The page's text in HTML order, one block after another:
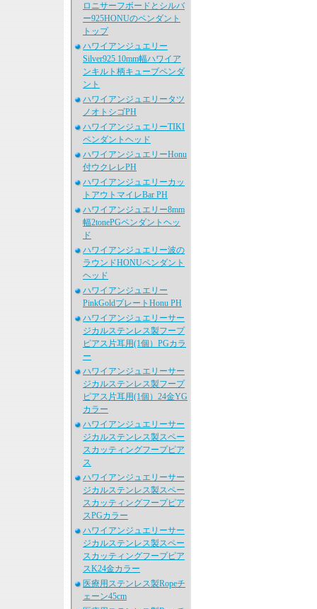
ロニサーフボードとシルバ
ー925HONUのペンダント
トップ
ハワイアンジュエリー
Silver925 10mm幅ハワイア
ンキルト柄キューブペンダ
ント
ハワイアンジュエリータツ
ノオトシゴPH
ハワイアンジュエリーTIKI
ペンダントヘッド
ハワイアンジュエリーHonu
付ウクレレPH
ハワイアンジュエリーカッ
トアウトマイレBar PH
ハワイアンジュエリー8mm
幅2tonePGペンダントヘッ
ド
ハワイアンジュエリー波の
ラウンドHONUペンダント
ヘッド
ハワイアンジュエリー
PinkGoldプレートHonu PH
ハワイアンジュエリーサー
ジカルステンレス製フープ
ピアス片耳用(1個）PGカラ
ー
ハワイアンジュエリーサー
ジカルステンレス製フープ
ピアス片耳用(1個）24金YG
カラー
ハワイアンジュエリーサー
ジカルステンレス製スペー
スカッティングフープピア
ス
ハワイアンジュエリーサー
ジカルステンレス製スペー
スカッティングフープピア
スPGカラー
ハワイアンジュエリーサー
ジカルステンレス製スペー
スカッティングフープピア
スK24金カラー
医療用ステンレス製Ropeチ
ェーン45cm